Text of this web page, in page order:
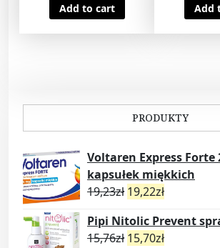
Add to cart Add
PRODUKTY
Voltaren Express Forte
kapsułek miękkich
19,23zł 19,22zł
Pipi Nitolic Prevent
15,76zł 15,70zł